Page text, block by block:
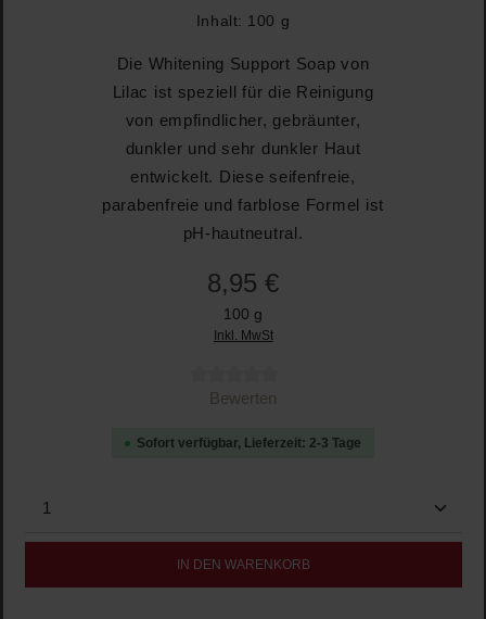
Inhalt: 100 g
Die Whitening Support Soap von
Lilac ist speziell für die Reinigung
von empfindlicher, gebräunter,
dunkler und sehr dunkler Haut
entwickelt. Diese seifenfreie,
parabenfreie und farblose Formel ist
pH-hautneutral.
8,95 €
100 g
Inkl. MwSt
Durchschnittliche Bewertung von 0 von 5 Sternen
Bewerten
Sofort verfügbar, Lieferzeit: 2-3 Tage
Produkt Anzahl: Gib den gewünschten Wert ein
IN DEN WARENKORB